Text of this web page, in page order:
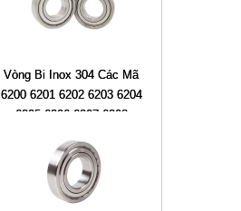
Vòng Bi Inox 304 Các Mã
6200 6201 6202 6203 6204
6205 6206 6207 6208